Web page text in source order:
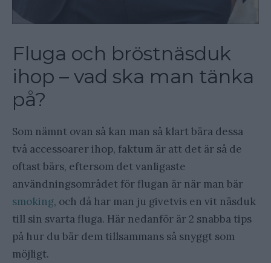
Fluga och bröstnäsduk
ihop – vad ska man tänka
på?
Som nämnt ovan så kan man så klart bära dessa
två accessoarer ihop, faktum är att det är så de
oftast bärs, eftersom det vanligaste
användningsområdet för flugan är när man bär
smoking, och då har man ju givetvis en vit näsduk
till sin svarta fluga. Här nedanför är 2 snabba tips
på hur du bär dem tillsammans så snyggt som
möjligt.